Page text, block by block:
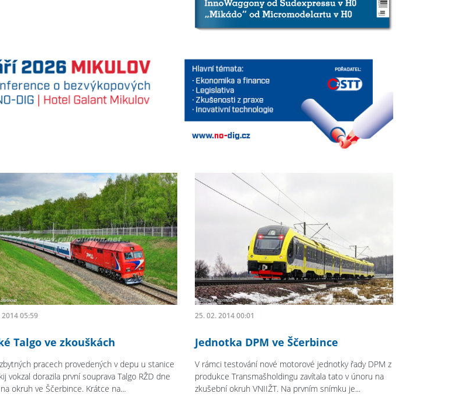
2014 05:59
Talgo ve zkouškách
pracech provedených v depu u stanice
vokzal dorazila první souprava Talgo RŽD dne
okruh ve Ščerbince. Krátce na...
25. 02. 2014 00:01
Jednotka DPM ve Ščerbince
V rámci testování nové motorové jednotky řady DPM z
produkce Transmašholdingu zavítala tato v únoru na
zkušební okruh VNIIŽT. Na prvním snímku je...